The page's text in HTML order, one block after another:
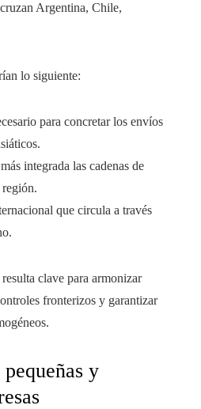
Argentina, Chile,
lo siguiente:
para concretar los envíos
integrada las cadenas de
región.
que circula a través
clave para armonizar
fronterizos y garantizar
y